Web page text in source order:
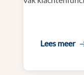
Lees meer